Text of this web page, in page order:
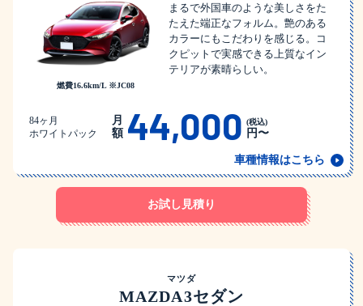
燃費16.6km/L ※JC08
まるで外国車のような美しさをた
たえた端正なフォルム。艶のある
カラーにもこだわりを感じる。コ
クピットで実感できる上質なイン
テリアが素晴らしい。
84ヶ月
ホワイトパック
月
額 44,000 (税込)
円〜
車種情報はこちら
お試し見積り
マツダ
MAZDA3セダン